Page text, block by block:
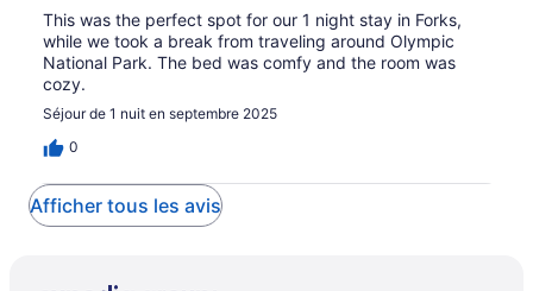
This was the perfect spot for our 1 night stay in Forks,
while we took a break from traveling around Olympic
National Park. The bed was comfy and the room was
cozy.
Séjour de 1 nuit en septembre 2025
0
Afficher tous les avis